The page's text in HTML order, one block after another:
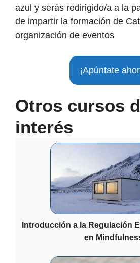
azul y serás redirigido/a a la
de impartir la formación de
organización de eventos
¡Apúntate
Otros cursos
interés
Introducción a la Regulación
en